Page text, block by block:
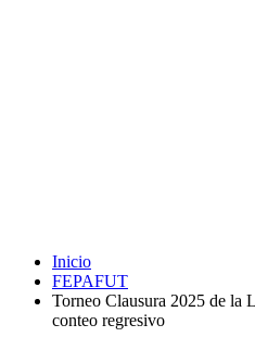
Inicio
FEPAFUT
Torneo Clausura 2025 de la
conteo regresivo